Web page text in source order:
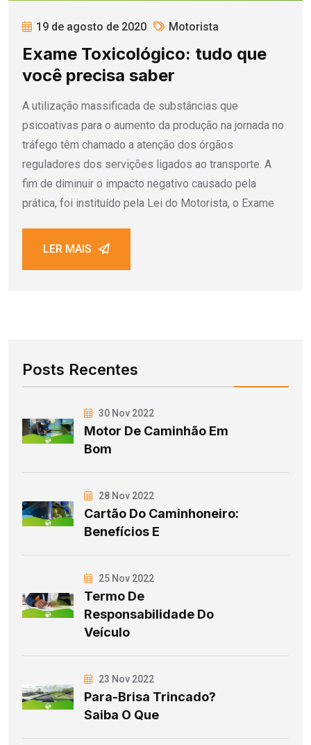
19 de agosto de 2020 Motorista
Exame Toxicológico: tudo que
você precisa saber
A utilização massificada de substâncias que
psicoativas para o aumento da produção na jornada no
tráfego têm chamado a atenção dos órgãos
reguladores dos servições ligados ao transporte. A
fim de diminuir o impacto negativo causado pela
prática, foi instituído pela Lei do Motorista, o Exame
LER MAIS
Posts Recentes
30 Nov 2022
Motor De Caminhão Em
Bom
28 Nov 2022
Cartão Do Caminhoneiro:
Benefícios E
25 Nov 2022
Termo De
Responsabilidade Do
Veículo
23 Nov 2022
Para-Brisa Trincado?
Saiba O Que